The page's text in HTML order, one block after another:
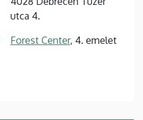
utca 4.
Forest Center, 4. emelet